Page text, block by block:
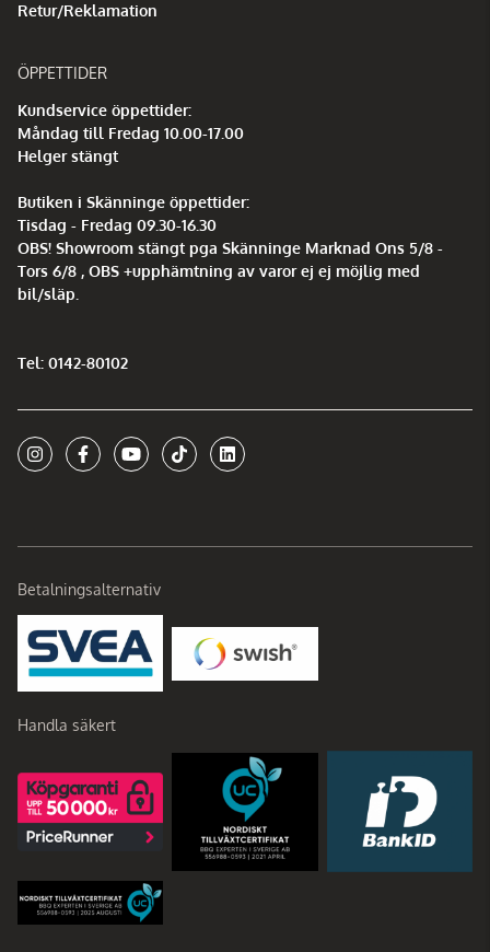
Retur/Reklamation
ÖPPETTIDER
Kundservice öppettider:
Måndag till Fredag 10.00-17.00
Helger stängt
Butiken i Skänninge öppettider:
Tisdag - Fredag 09.30-16.30
OBS! Showroom stängt pga Skänninge Marknad Ons 5/8 -
Tors 6/8 , OBS +upphämtning av varor ej ej möjlig med
bil/släp.
Tel: 0142-80102
Betalningsalternativ
Handla säkert